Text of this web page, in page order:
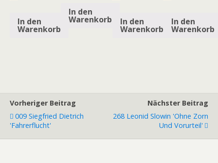
In den
Warenkorb
In den
Warenkorb In den
Warenkorb
In den
Warenkorb
Vorheriger Beitrag
009 Siegfried Dietrich
'Fahrerflucht'
Nächster Beitrag
268 Leonid Slowin 'Ohne Zorn
Und Vorurteil'